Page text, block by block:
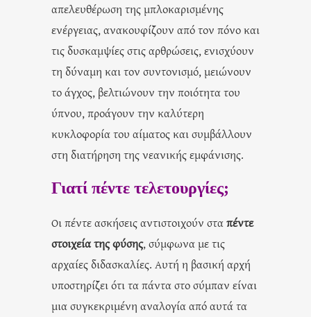
απελευθέρωση της μπλοκαρισμένης
ενέργειας, ανακουφίζουν από τον πόνο και
τις δυσκαμψίες στις αρθρώσεις, ενισχύουν
τη δύναμη και τον συντονισμό, μειώνουν
το άγχος, βελτιώνουν την ποιότητα του
ύπνου, προάγουν την καλύτερη
κυκλοφορία του αίματος και συμβάλλουν
στη διατήρηση της νεανικής εμφάνισης.
Γιατί πέντε τελετουργίες;
Οι πέντε ασκήσεις αντιστοιχούν σταπέντε
στοιχεία της φύσης, σύμφωνα με τις
αρχαίες διδασκαλίες. Αυτή η βασική αρχή
υποστηρίζει ότι τα πάντα στο σύμπαν είναι
μια συγκεκριμένη αναλογία από αυτά τα